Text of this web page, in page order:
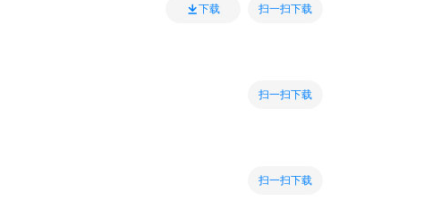
下载 扫一扫下载
扫一扫下载
扫一扫下载